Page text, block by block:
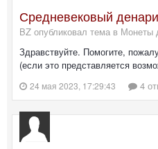
Средневековый
BZ опубликовал тема в Монеты
Здравствуйте. Помогите,
(если это представляется
24 мая 2023, 17:29:43 4